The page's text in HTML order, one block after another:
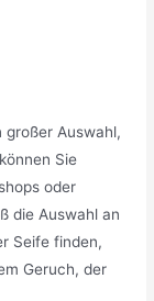
großer Auswahl,
Sie
oder
die Auswahl an
Seife finden,
Geruch, der